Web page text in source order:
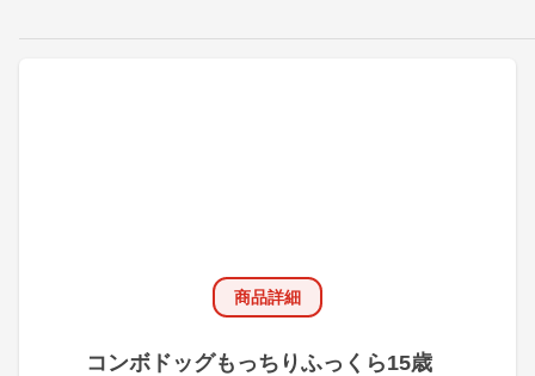
商品詳細
コンボドッグもっちりふっくら15歳